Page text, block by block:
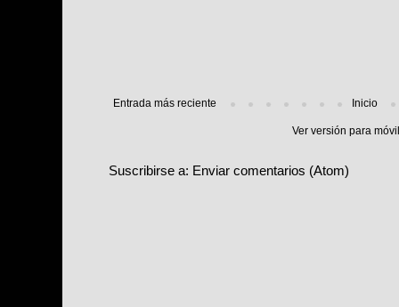
Entrada más reciente Inicio
Ver versión para
Suscribirse a: Enviar comentarios (Atom)